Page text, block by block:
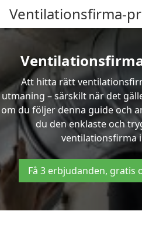
Ventilationsfirma-
Att hitta rätt
utmaning – särskilt när det
om du följer denna guide och
du den enklaste och
ventilationsfirma
Få 3 erbjudanden,